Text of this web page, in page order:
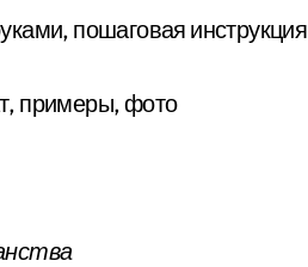
пошаговая инструкция
примеры, фото